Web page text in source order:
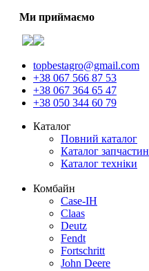
Ми приймаємо
topbestagro@gmail.com
+38 067 566 87 53
+38 067 364 65 47
+38 050 344 60 79
Каталог
Повний каталог
Каталог запчастин
Каталог техніки
Комбайн
Case-IH
Claas
Deutz
Fendt
Fortschritt
John Deere